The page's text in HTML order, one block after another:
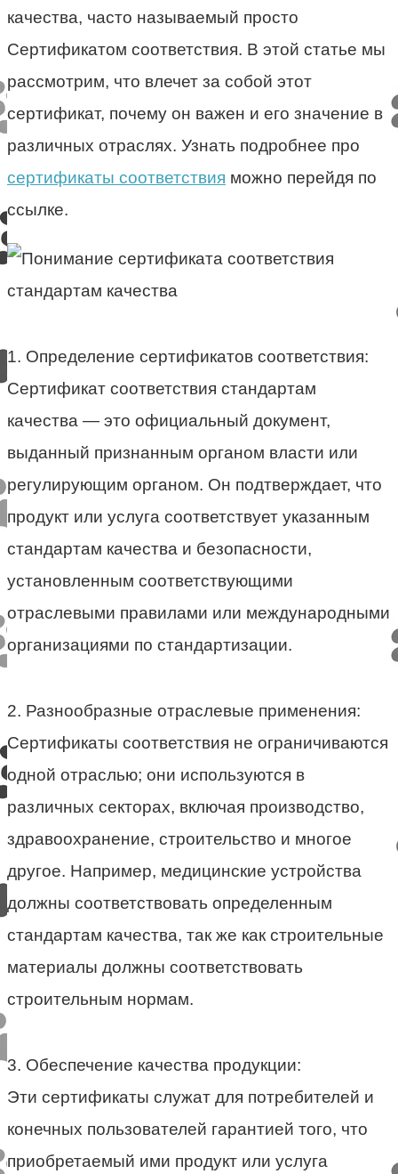
качества, часто называемый просто
Сертификатом соответствия. В этой статье мы
рассмотрим, что влечет за собой этот
сертификат, почему он важен и его значение в
различных отраслях. Узнать подробнее про
сертификаты соответствия можно перейдя по
ссылке.
1. Определение сертификатов соответствия:
Сертификат соответствия стандартам
качества — это официальный документ,
выданный признанным органом власти или
регулирующим органом. Он подтверждает, что
продукт или услуга соответствует указанным
стандартам качества и безопасности,
установленным соответствующими
отраслевыми правилами или международными
организациями по стандартизации.
2. Разнообразные отраслевые применения:
Сертификаты соответствия не ограничиваются
одной отраслью; они используются в
различных секторах, включая производство,
здравоохранение, строительство и многое
другое. Например, медицинские устройства
должны соответствовать определенным
стандартам качества, так же как строительные
материалы должны соответствовать
строительным нормам.
3. Обеспечение качества продукции:
Эти сертификаты служат для потребителей и
конечных пользователей гарантией того, что
приобретаемый ими продукт или услуга